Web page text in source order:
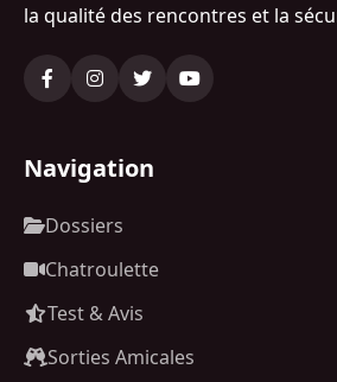
la qualité des rencontres et la
Navigation
Dossiers
Chatroulette
Test & Avis
Sorties Amicales